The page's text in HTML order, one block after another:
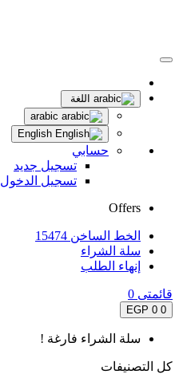
اللغة
حسابي
تسجيل جديد
تسجيل الدخول
Offers
الخط الساخن 15474
سلة الشراء
إنهاء الطلب
قائمتى 0
0
0 EGP
سلة الشراء فارغة !
كل التصنيفات